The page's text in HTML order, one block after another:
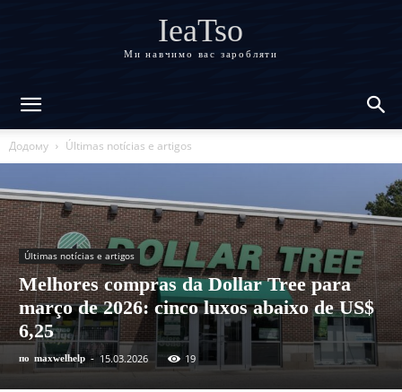
IeaTso
Ми навчимо вас заробляти
Додому Últimas notícias e artigos
Últimas notícias e artigos
Melhores compras da Dollar Tree para
março de 2026: cinco luxos abaixo de US$
6,25
по maxwelhelp - 15.03.2026 19